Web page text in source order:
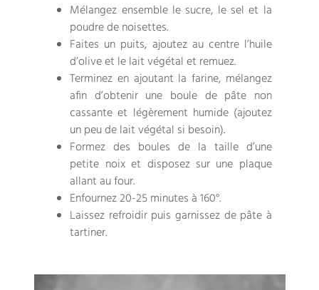
Mélangez ensemble le sucre, le sel et la
poudre de noisettes.
Faites un puits, ajoutez au centre l’huile
d’olive et le lait végétal et remuez.
Terminez en ajoutant la farine, mélangez
afin d’obtenir une boule de pâte non
cassante et légèrement humide (ajoutez
un peu de lait végétal si besoin).
Formez des boules de la taille d’une
petite noix et disposez sur une plaque
allant au four.
Enfournez 20-25 minutes à 160°.
Laissez refroidir puis garnissez de pâte à
tartiner.